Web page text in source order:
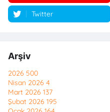
Twitter
Arşiv
2026 500
Nisan 2026 4
Mart 2026 137
Şubat 2026 195